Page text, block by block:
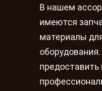
В нашем
имеются
материалы
предоставить